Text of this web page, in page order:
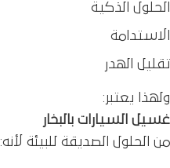
الحلول الذكية
الاستدامة
تقليل الهدر
ولهذا يعتبر:
غسيل السيارات بالبخار
من الحلول الصديقة للبيئة لأنه: